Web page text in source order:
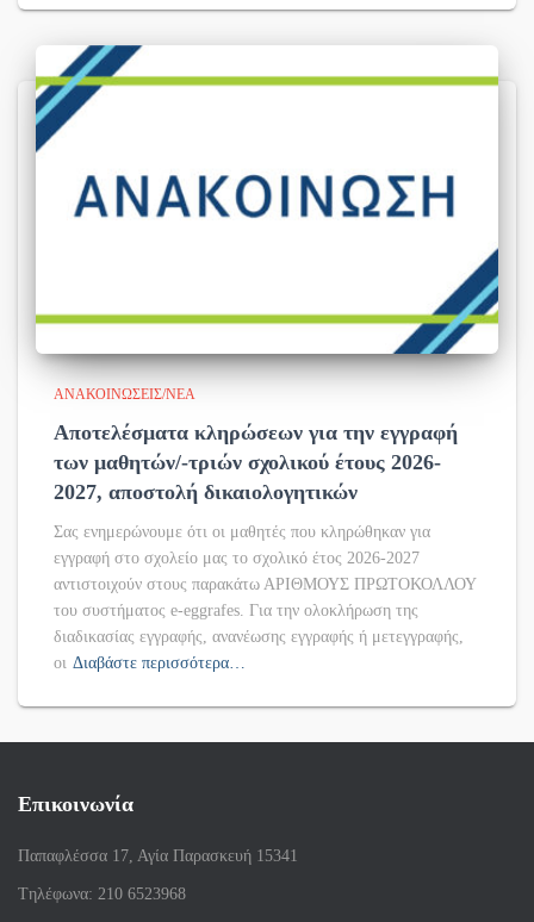
ΑΝΑΚΟΙΝΏΣΕΙΣ/ΝΈΑ
Αποτελέσματα κληρώσεων για την εγγραφή
των μαθητών/-τριών σχολικού έτους 2026-
2027, αποστολή δικαιολογητικών
Σας ενημερώνουμε ότι οι μαθητές που κληρώθηκαν για
εγγραφή στο σχολείο μας το σχολικό έτος 2026-2027
αντιστοιχούν στους παρακάτω ΑΡΙΘΜΟΥΣ ΠΡΩΤΟΚΟΛΛΟΥ
του συστήματος e-eggrafes. Για την ολοκλήρωση της
διαδικασίας εγγραφής, ανανέωσης εγγραφής ή μετεγγραφής,
οι Διαβάστε περισσότερα…
Επικοινωνία
Παπαφλέσσα 17, Αγία Παρασκευή 15341
Tηλέφωνα: 210 6523968